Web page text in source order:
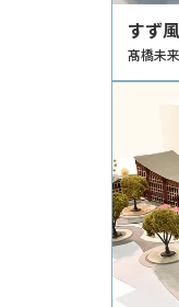
すず風
髙橋未